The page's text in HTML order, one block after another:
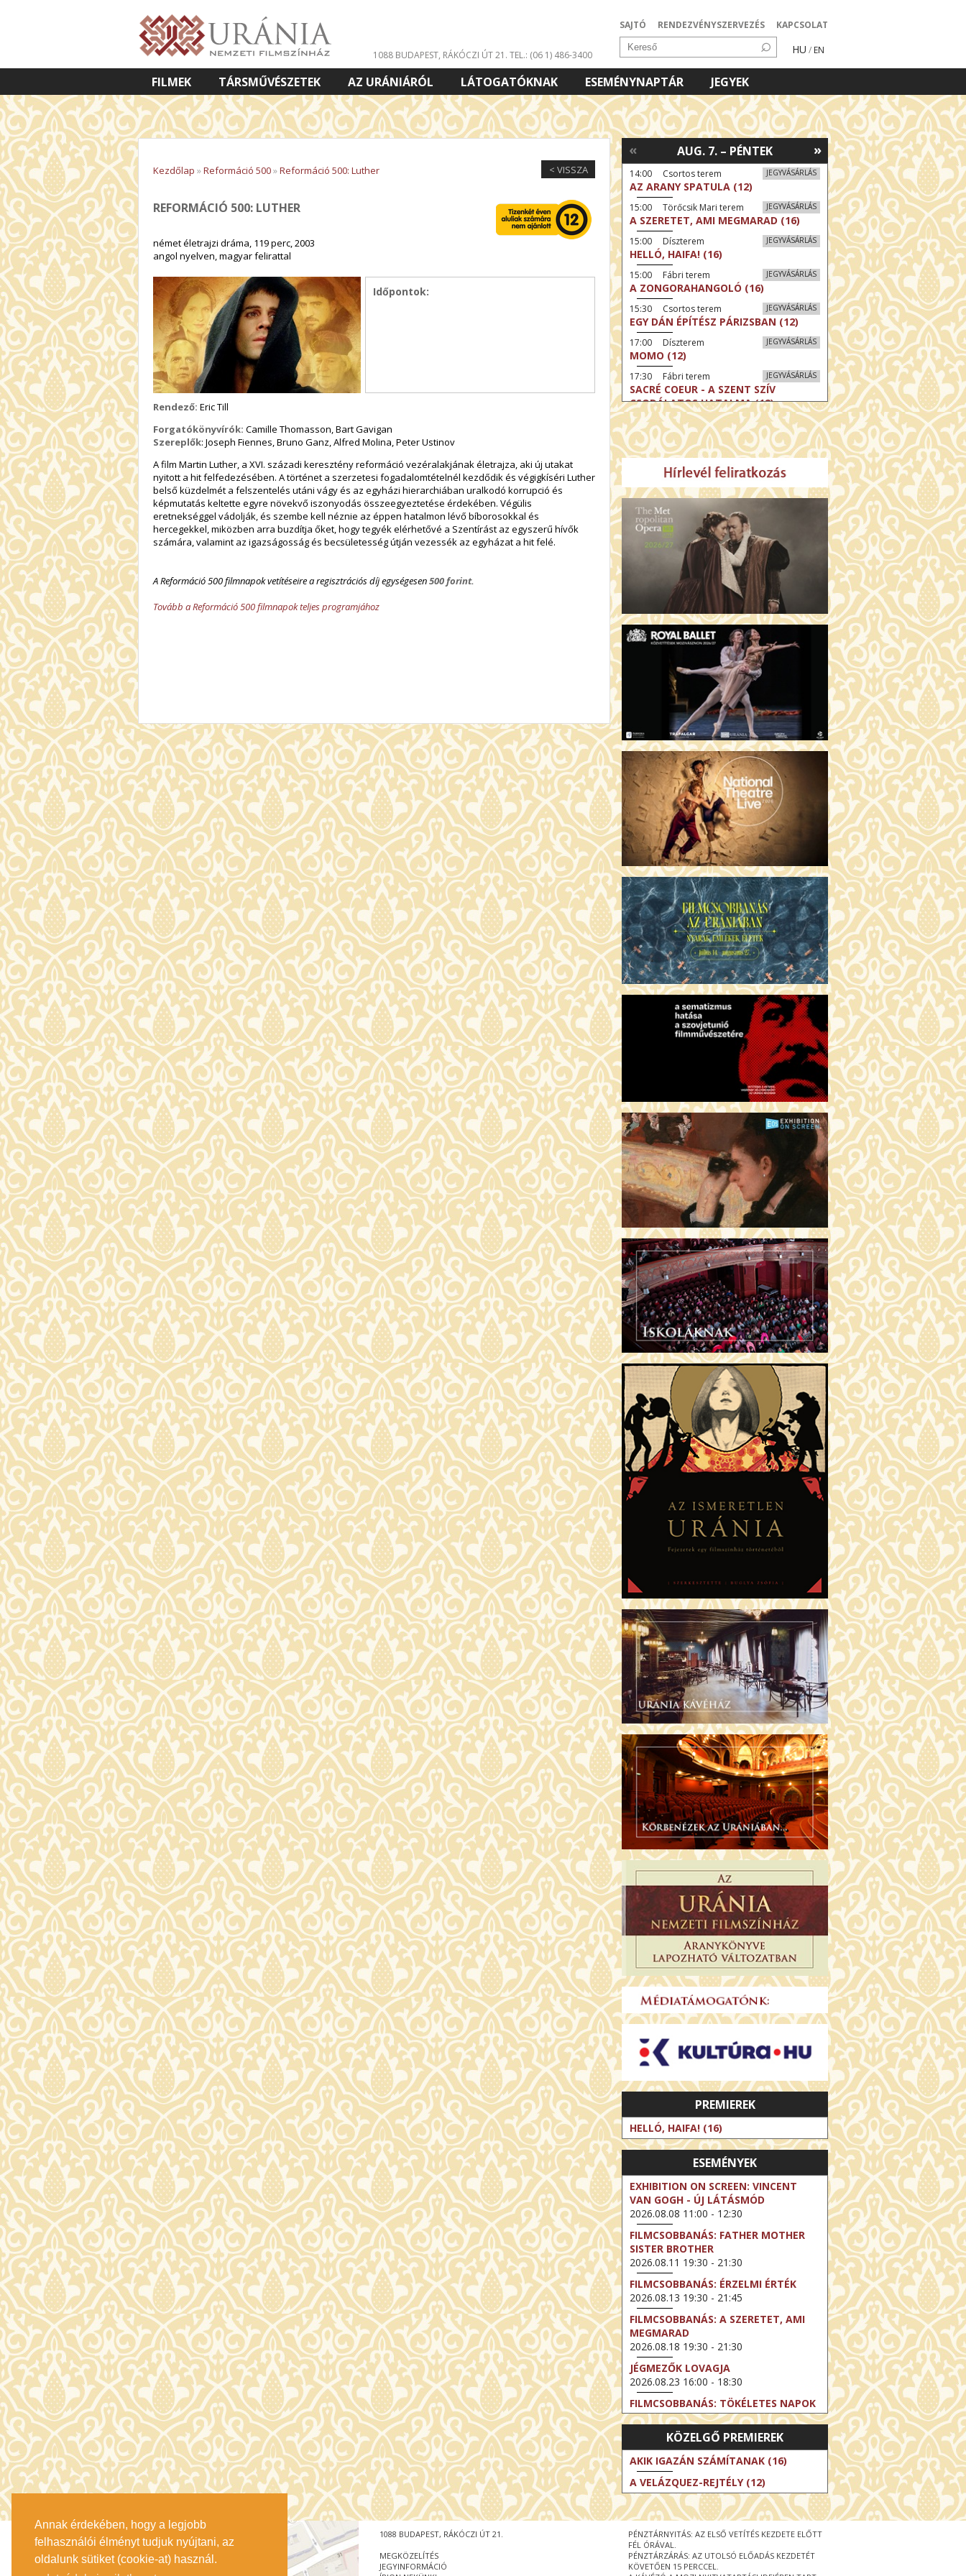
Annak érdekében, hogy a legjobb
felhasználói élményt tudjuk nyújtani, az
oldalunk sütiket (cookie-at) használ.
SAJTÓ RENDEZVÉNYSZERVEZÉS KAPCSOLAT
HU / EN
1088 BUDAPEST, RÁKÓCZI ÚT 21. TEL.: (06 1) 486-3400
FILMEK TÁRSMŰVÉSZETEK AZ URÁNIÁRÓL LÁTOGATÓKNAK ESEMÉNYNAPTÁR
JEGYEK
VETÍTETT KÉPES ELŐADÁSOK
< VISSZA
Kezdőlap »Reformáció 500»Reformáció 500: Luther
REFORMÁCIÓ 500: LUTHER
német életrajzi dráma, 119 perc, 2003
angol nyelven, magyar felirattal
Időpontok:
Rendező: Eric Till
Forgatókönyvírók: Camille Thomasson, Bart Gavigan
Szereplők: Joseph Fiennes, Bruno Ganz, Alfred Molina, Peter Ustinov
A film Martin Luther, a XVI. századi keresztény reformáció vezéralakjának életrajza, aki új utakat
nyitott a hit felfedezésében. A történet a szerzetesi fogadalomtételnél kezdődik és végigkíséri Luther
belső küzdelmét a felszentelés utáni vágy és az egyházi hierarchiában uralkodó korrupció és
képmutatás keltette egyre növekvő iszonyodás összeegyeztetése érdekében. Végülis
eretnekséggel vádolják, és szembe kell néznie az éppen hatalmon lévő bíborosokkal és
hercegekkel, miközben arra buzdítja őket, hogy tegyék elérhetővé a Szentírást az egyszerű hívők
számára, valamint az igazságosság és becsületesség útján vezessék az egyházat a hit felé.
A Reformáció 500 filmnapok vetítéseire a regisztrációs díj egységesen500 forint.
Tovább a Reformáció 500 filmnapok teljes programjához
»
AUG. 7. – PÉNTEK
«
JEGYVÁSÁRLÁS
14:00 Csortos terem
AZ ARANY SPATULA (12)
JEGYVÁSÁRLÁS
15:00 Törőcsik Mari terem
A SZERETET, AMI MEGMARAD (16)
JEGYVÁSÁRLÁS
15:00 Díszterem
HELLÓ, HAIFA! (16)
JEGYVÁSÁRLÁS
15:00 Fábri terem
A ZONGORAHANGOLÓ (16)
JEGYVÁSÁRLÁS
15:30 Csortos terem
EGY DÁN ÉPÍTÉSZ PÁRIZSBAN (12)
JEGYVÁSÁRLÁS
17:00 Díszterem
MOMO (12)
JEGYVÁSÁRLÁS
17:30 Fábri terem
SACRÉ COEUR - A SZENT SZÍV
CSODÁLATOS HATALMA (12)
JEGYVÁSÁRLÁS
17:30 Törőcsik Mari terem
SZERELMEM, MAROKKÓ (16)
JEGYVÁSÁRLÁS
17:30 Csortos terem
MOHÁCS – VILÁGOK HARCA (12)
JEGYVÁSÁRLÁS
19:00 Díszterem
ODÜSSZEIA (16)
19:30 Csortos terem
MEGHÍVÁS (16)
JEGYVÁSÁRLÁS
19:30 Fábri terem
KESERŰ KARÁCSONY (16)
JEGYVÁSÁRLÁS
20:00 Törőcsik Mari terem
AZ IDEGEN (16)
PREMIEREK
HELLÓ, HAIFA! (16)
ESEMÉNYEK
EXHIBITION ON SCREEN: VINCENT
VAN GOGH - ÚJ LÁTÁSMÓD
2026.08.08 11:00 - 12:30
FILMCSOBBANÁS: FATHER MOTHER
SISTER BROTHER
2026.08.11 19:30 - 21:30
FILMCSOBBANÁS: ÉRZELMI ÉRTÉK
2026.08.13 19:30 - 21:45
FILMCSOBBANÁS: A SZERETET, AMI
MEGMARAD
2026.08.18 19:30 - 21:30
JÉGMEZŐK LOVAGJA
2026.08.23 16:00 - 18:30
FILMCSOBBANÁS: TÖKÉLETES NAPOK
2026.08.25 19:30 - 21:45
FILMCSOBBANÁS: IFJÚSÁG
2026.08.27 19:30 - 21:30
EXHIBITION ON SCREEN: VINCENT
VAN GOGH - ÚJ LÁTÁSMÓD
2026.08.30 11:00 - 12:30
NT LIVE / DAVID IRELAND: THE FIFTH
STEP
2026.09.01 19:00 - 21:00
BERLIN ELESTE
KÖZELGŐ PREMIEREK
AKIK IGAZÁN SZÁMÍTANAK (16)
A VELÁZQUEZ-REJTÉLY (12)
PÉNZTÁRNYITÁS: AZ ELSŐ VETÍTÉS KEZDETE ELŐTT
FÉL ÓRÁVAL.
PÉNZTÁRZÁRÁS: AZ UTOLSÓ ELŐADÁS KEZDETÉT
KÖVETŐEN 15 PERCCEL.
1088 BUDAPEST, RÁKÓCZI ÚT 21.
MEGKÖZELÍTÉS
JEGYINFORMÁCIÓ